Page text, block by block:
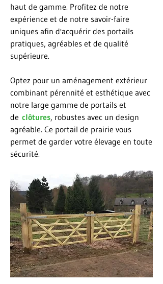
haut de gamme. Profitez de notre
expérience et de notre savoir-faire
uniques afin d'acquérir des portails
pratiques, agréables et de qualité
supérieure.
Optez pour un aménagement extérieur
combinant pérennité et esthétique avec
notre large gamme de portails et
de clôtures, robustes avec un design
agréable. Ce portail de prairie vous
permet de garder votre élevage en toute
sécurité.